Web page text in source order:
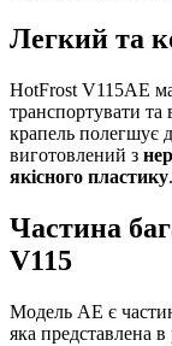
Легкий та
HotFrost V115AE
транспортувати
крапель полегшує
виготовлений з
якісного пластику.
Частина
V115
Модель AE є
яка представлена в